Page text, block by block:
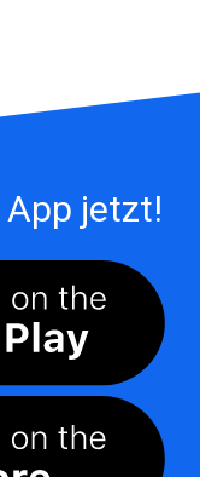
App jetzt!